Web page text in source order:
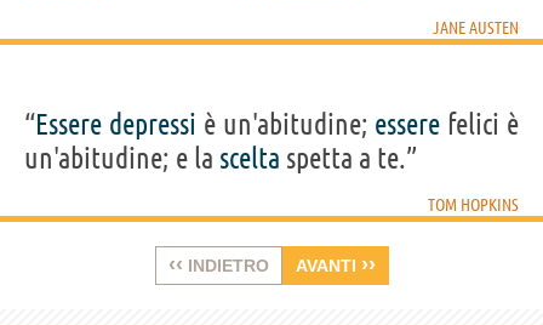
JANE AUSTEN
“Essere depressi è un'abitudine; essere felici è
un'abitudine; e la scelta spetta a te.”
TOM HOPKINS
‹‹ INDIETRO AVANTI ››